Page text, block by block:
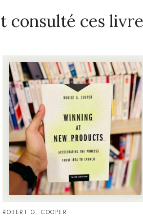
consulté ces
ROBERT G. COOPER